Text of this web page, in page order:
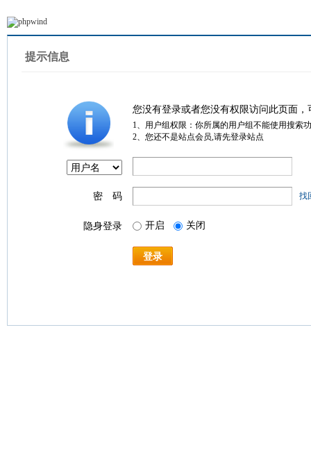
提示信息
您没有登录或者您没有权限访问此页面
1、用户组权限：你所属的用户组不能使用搜索
2、您还不是站点会员,请先登录站点
密 码 找
隐身登录 开启 关闭
登录